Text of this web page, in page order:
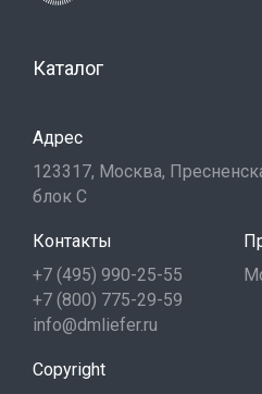
Каталог
Адрес
123317, Москва,
блок С
Контакты
+7 (495) 990-25-55
+7 (800) 775-29-59
info@dmliefer.ru
Copyright